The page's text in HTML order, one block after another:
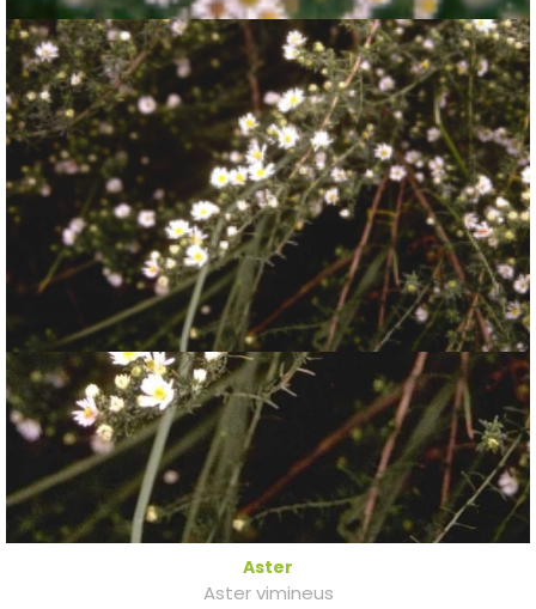
Aster
Aster vimineus